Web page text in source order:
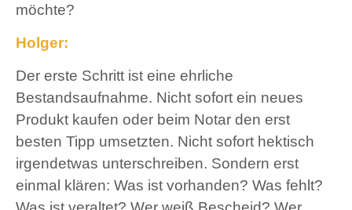
möchte?
Holger:
Der erste Schritt ist eine ehrliche
Bestandsaufnahme. Nicht sofort ein neues
Produkt kaufen oder beim Notar den erst
besten Tipp umsetzten. Nicht sofort hektisch
irgendetwas unterschreiben. Sondern erst
einmal klären: Was ist vorhanden? Was fehlt?